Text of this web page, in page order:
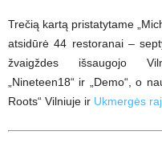
Trečią kartą pristatytame
atsidūrė 44 restoranai –
žvaigždes išsaugojo
„Nineteen18“ ir „Demo“, o
Roots“ Vilniuje ir Ukmergės